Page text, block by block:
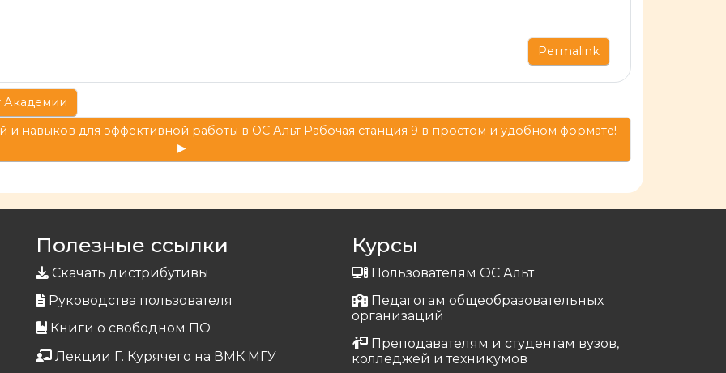
Permalink
Академии
навыков для эффективной работы в ОС Альт Рабочая станция 9 в простом и удобном формате!
▶︎
Полезные ссылки
Скачать дистрибутивы
Руководства пользователя
Книги о свободном ПО
Лекции Г. Курячего на ВМК МГУ
Курсы
Пользователям ОС Альт
Педагогам общеобразовательных
организаций
Преподавателям и студентам вузов,
колледжей и техникумов